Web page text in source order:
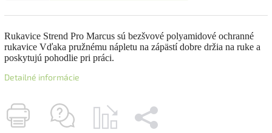
Rukavice Strend Pro Marcus sú bezšvové polyamidové ochranné
rukavice Vďaka pružnému nápletu na zápästí dobre držia na ruke a
poskytujú pohodlie pri práci.
Detailné informácie